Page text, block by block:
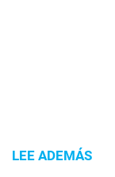
LEE ADEMÁS